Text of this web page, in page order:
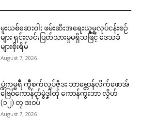
မူးယစ်ဆေးဝါး ဖမ်းဆီးအရေးယူမှုလုပ်ငန်းစဉ်
များ ရှင်းလင်းပြတ်သားမှုမရှိသဖြင့် ဒေသခံ
များစိုးရိမ်
August 7, 2026
ပ္ဍဲကမ္မရဳ ကွဳစက်လုပ်ဇီုဒး ဘာဗ္တောန်လိက်ဖောအ်
ဗြေဝ်ကောန်ၚာ်မွဲဒၞါဲတုဲ ကောန်ကွးဘာ လၟိဟ်
(၁၂) တၠ ဒးဝပ်
August 7, 2026